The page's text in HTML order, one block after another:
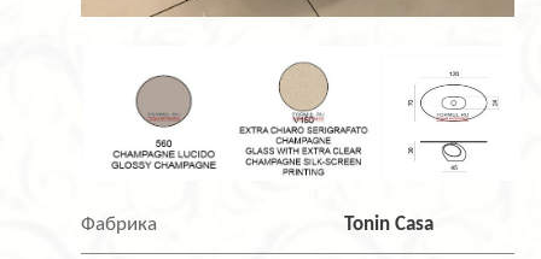
Фабрика Tonin Casa